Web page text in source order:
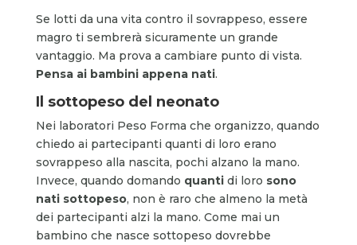
Se lotti da una vita contro il sovrappeso, essere
magro ti sembrerà sicuramente un grande
vantaggio. Ma prova a cambiare punto di vista.
Pensa ai bambini appena nati.
Il sottopeso del neonato
Nei laboratori Peso Forma che organizzo, quando
chiedo ai partecipanti quanti di loro erano
sovrappeso alla nascita, pochi alzano la mano.
Invece, quando domando quanti di loro sono
nati sottopeso, non è raro che almeno la metà
dei partecipanti alzi la mano. Come mai un
bambino che nasce sottopeso dovrebbe